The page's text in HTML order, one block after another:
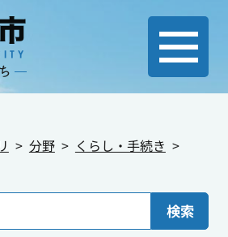
分野
くらし・手続き
検索